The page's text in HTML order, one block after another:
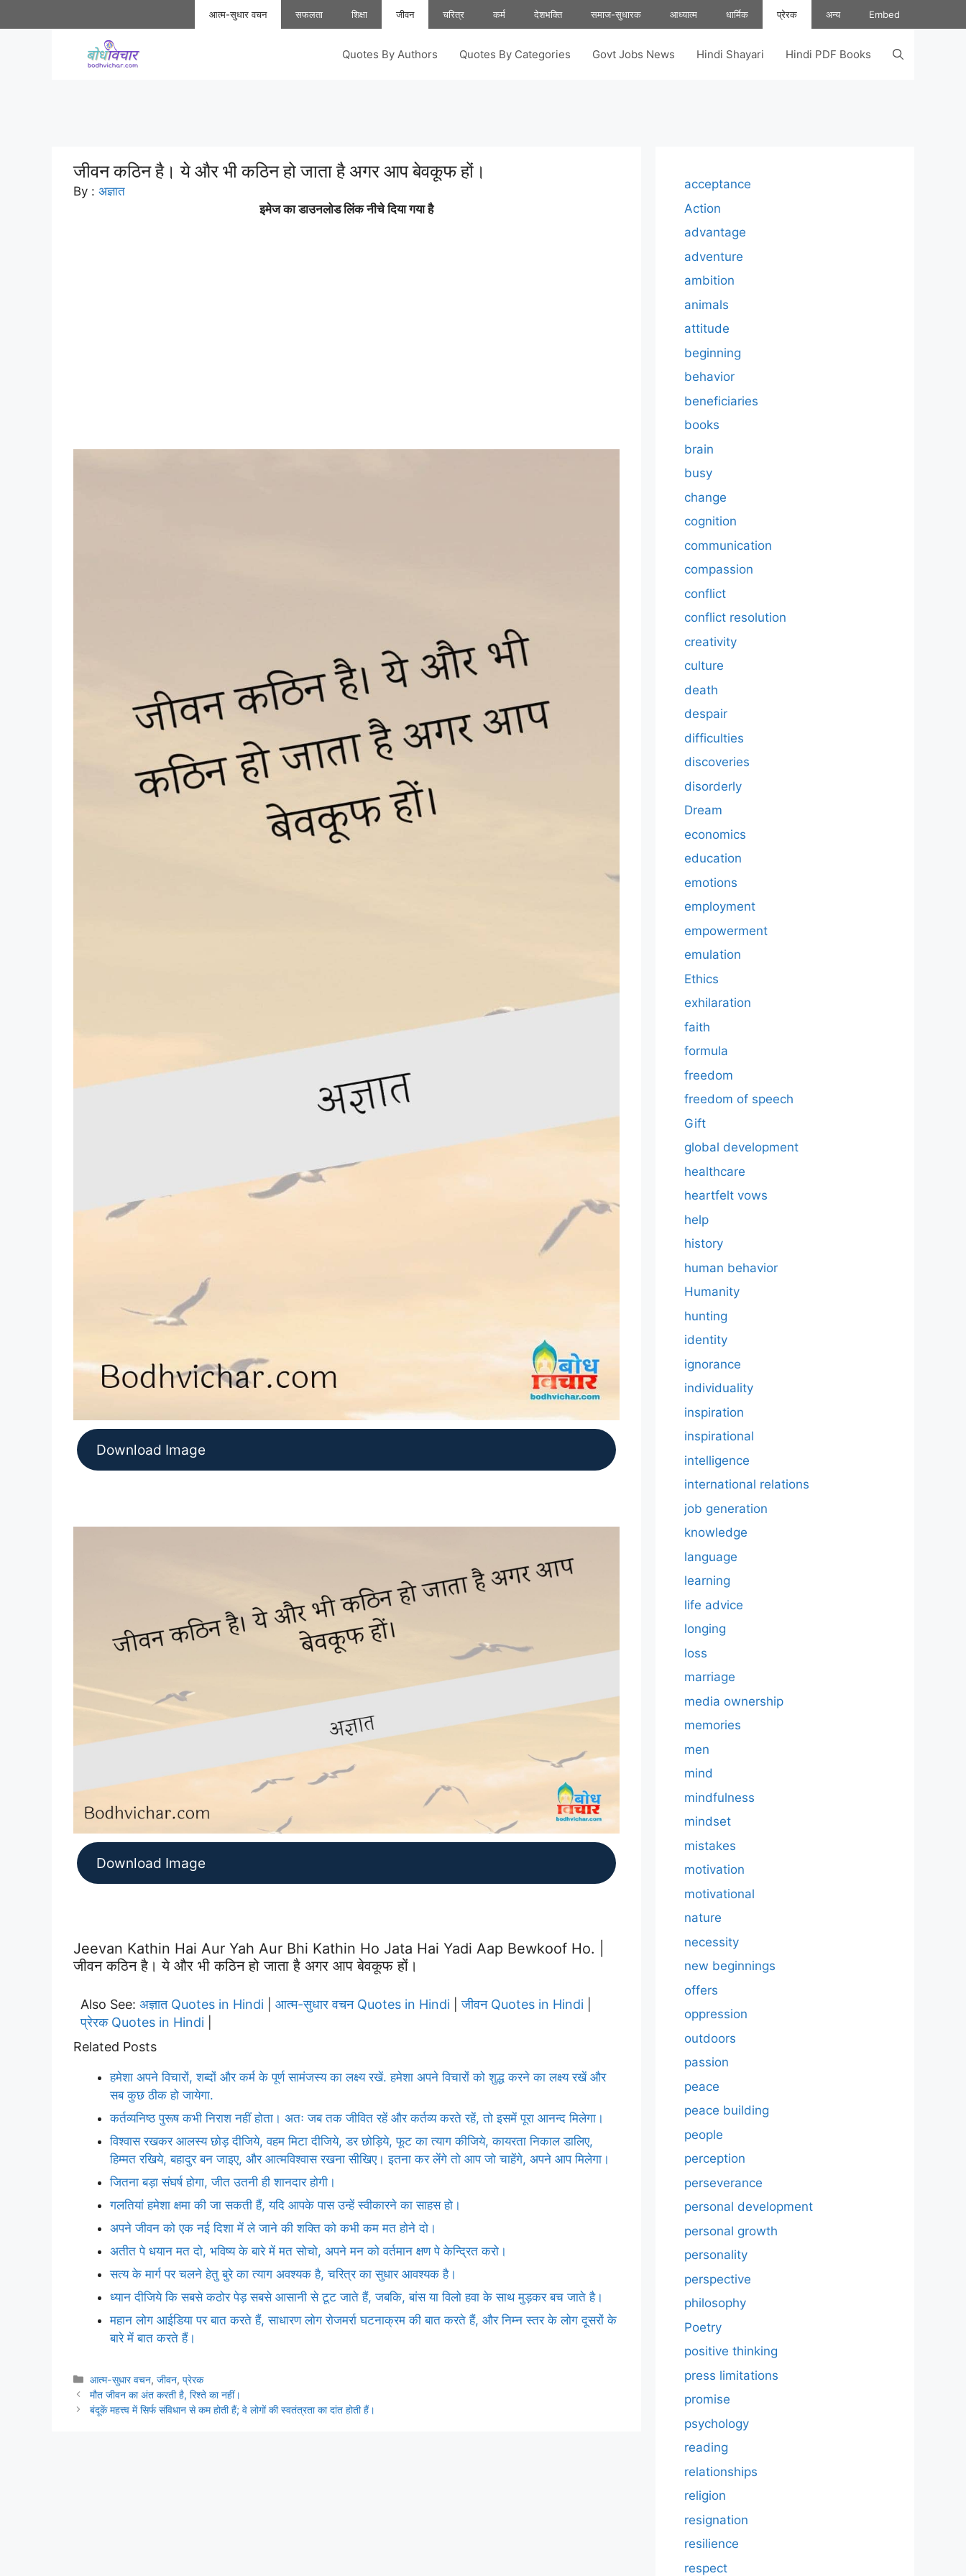
to
आत्म-सुधार वचन सफलता शिक्षा जीवन चरित्र कर्म देशभक्ति समाज-सुधारक आध्यात्म धार्मिक प्रेरक अन्य Embed
Quotes By Authors Quotes By Categories Govt Jobs News Hindi Shayari Hindi PDF Books
जीवन कठिन है। ये और भी कठिन हो जाता है अगर आप बेवकूफ हों।
By : अज्ञात
इमेज का डाउनलोड लिंक नीचे दिया गया है
Download Image
Download Image
Jeevan Kathin Hai Aur Yah Aur Bhi Kathin Ho Jata Hai Yadi Aap Bewkoof Ho. |
जीवन कठिन है। ये और भी कठिन हो जाता है अगर आप बेवकूफ हों।
Also See: अज्ञात Quotes in Hindi आत्म-सुधार वचन Quotes in Hindi |जीवन Quotes in Hindi
प्रेरक Quotes in Hindi
Related Posts
हमेशा अपने विचारों, शब्दों और कर्म के पूर्ण सामंजस्य का लक्ष्य रखें. हमेशा अपने विचारों को शुद्ध करने का लक्ष्य रखें और
सब कुछ ठीक हो जायेगा.
कर्तव्यनिष्ठ पुरूष कभी निराश नहीं होता। अतः जब तक जीवित रहें और कर्तव्य करते रहें, तो इसमें पूरा आनन्द मिलेगा।
विश्वास रखकर आलस्य छोड़ दीजिये, वहम मिटा दीजिये, डर छोड़िये, फूट का त्याग कीजिये, कायरता निकाल डालिए,
हिम्मत रखिये, बहादुर बन जाइए, और आत्मविश्वास रखना सीखिए। इतना कर लेंगे तो आप जो चाहेंगे, अपने आप मिलेगा।
जितना बड़ा संघर्ष होगा, जीत उतनी ही शानदार होगी।
गलतियां हमेशा क्षमा की जा सकती हैं, यदि आपके पास उन्हें स्वीकारने का साहस हो।
अपने जीवन को एक नई दिशा में ले जाने की शक्ति को कभी कम मत होने दो।
अतीत पे धयान मत दो, भविष्य के बारे में मत सोचो, अपने मन को वर्तमान क्षण पे केन्द्रित करो।
सत्य के मार्ग पर चलने हेतु बुरे का त्याग अवश्यक है, चरित्र का सुधार आवश्यक है।
ध्यान दीजिये कि सबसे कठोर पेड़ सबसे आसानी से टूट जाते हैं, जबकि, बांस या विलो हवा के साथ मुड़कर बच जाते है।
महान लोग आईडिया पर बात करते हैं, साधारण लोग रोजमर्रा घटनाक्रम की बात करते हैं, और निम्न स्तर के लोग दूसरों के
बारे में बात करते हैं।
Categories
आत्म-सुधार वचन,जीवन,प्रेरक
मौत जीवन का अंत करती है, रिश्ते का नहीं।
बंदूकें महत्त्व में सिर्फ संविधान से कम होती हैं; वे लोगों की स्वतंत्रता का दांत होती हैं।
acceptance
Action
advantage
adventure
ambition
animals
attitude
beginning
behavior
beneficiaries
books
brain
busy
change
cognition
communication
compassion
conflict
conflict resolution
creativity
culture
death
despair
difficulties
discoveries
disorderly
Dream
economics
education
emotions
employment
empowerment
emulation
Ethics
exhilaration
faith
formula
freedom
freedom of speech
Gift
global development
healthcare
heartfelt vows
help
history
human behavior
Humanity
hunting
identity
ignorance
individuality
inspiration
inspirational
intelligence
international relations
job generation
knowledge
language
learning
life advice
longing
loss
marriage
media ownership
memories
men
mind
mindfulness
mindset
mistakes
motivation
motivational
nature
necessity
new beginnings
offers
oppression
outdoors
passion
peace
peace building
people
perception
perseverance
personal development
personal growth
personality
perspective
philosophy
Poetry
positive thinking
press limitations
promise
psychology
reading
relationships
religion
resignation
resilience
respect